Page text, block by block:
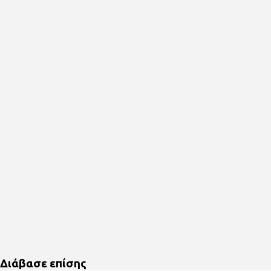
Διάβασε επίσης